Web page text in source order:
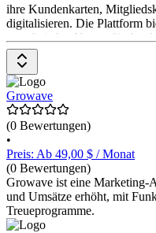
ihre Kundenkarten,
digitalisieren. Die Plattform
von digitalen Karten für
können Pässe in mehreren
aktualisiert werden. Für
einem PIN-Code geschützt
erhältlich.
Growave
(0 Bewertungen)
•
Preis: Ab 49,00 $ / Monat
(0 Bewertungen)
Growave ist eine Marketing-
und Umsätze erhöht, mit
Treueprogramme.